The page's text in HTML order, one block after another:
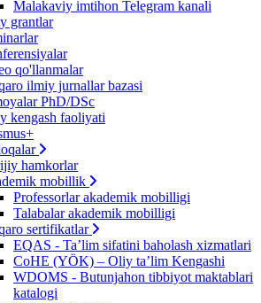
Malakaviy imtihon Telegram kanali
grantlar
qo'llanmalar
ilmiy jurnallar bazasi
PhD/DSc
kengash faoliyati
hamkorlar
mobillik
Professorlar akademik mobilligi
Talabalar akademik mobilligi
sertifikatlar
EQAS - Ta’lim sifatini baholash xizmatlari
CoHE (YÖK) – Oliy ta’lim Kengashi
WDOMS - Butunjahon tibbiyot maktablari
katalogi